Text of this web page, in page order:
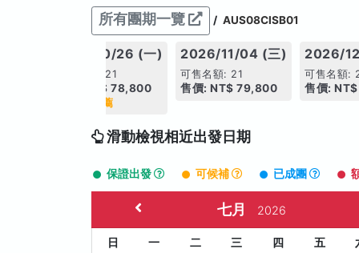
所有團期一覽 / AUS08CISB01
2026/10/26 (一)
可售名額: 21
售價: NT$ 78,800
今日推薦
2026/11/04 (三)
可售名額: 21
售價: NT$ 79,800
2026/
可售名額:
售價:
滑動檢視相近出發日期
保證出發 可候補 已成團
七月 2026
日 一 二 三 四 五